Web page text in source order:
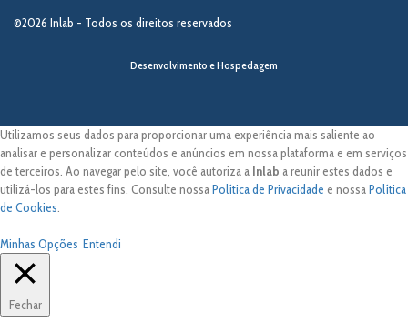
©2026 Inlab - Todos os direitos reservados
Desenvolvimento e Hospedagem
Utilizamos seus dados para proporcionar uma experiência mais saliente ao
analisar e personalizar conteúdos e anúncios em nossa plataforma e em serviços
de terceiros. Ao navegar pelo site, você autoriza a Inlab a reunir estes dados e
utilizá-los para estes fins. Consulte nossaPolítica de Privacidade e nossaPolítica
de Cookies
Minhas Opções Entendi
Fechar